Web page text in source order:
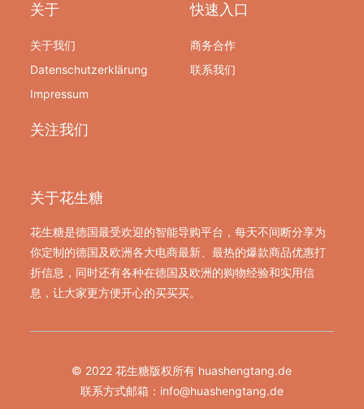
关于
关于我们
Datenschutzerklärung
Impressum
快速入口
商务合作
联系我们
关注我们
关于花生糖
花生糖是德国最受欢迎的智能导购平台，每天不间断分享为
你定制的德国及欧洲各大电商最新、最热的爆款商品优惠打
折信息，同时还有各种在德国及欧洲的购物经验和实用信
息，让大家更方便开心的买买买。
© 2022 花生糖版权所有 huashengtang.de
联系方式邮箱： info@huashengtang.de